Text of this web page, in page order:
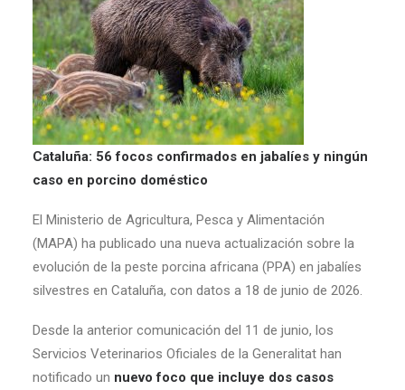
Cataluña: 56 focos confirmados en jabalíes y ningún
caso en porcino doméstico
El Ministerio de Agricultura, Pesca y Alimentación
(MAPA) ha publicado una nueva actualización sobre la
evolución de la peste porcina africana (PPA) en jabalíes
silvestres en Cataluña, con datos a 18 de junio de 2026.
Desde la anterior comunicación del 11 de junio, los
Servicios Veterinarios Oficiales de la Generalitat han
notificado un nuevo foco que incluye dos casos